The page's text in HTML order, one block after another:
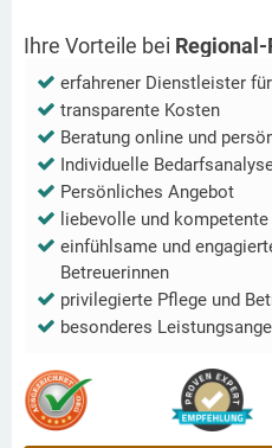
Ihre Vorteile bei
erfahrener Dienstleister
transparente Kosten
Beratung online und
Individuelle
Persönliches Angebot
liebevolle und
einfühlsame und
Betreuerinnen
privilegierte Pflege und
besonderes